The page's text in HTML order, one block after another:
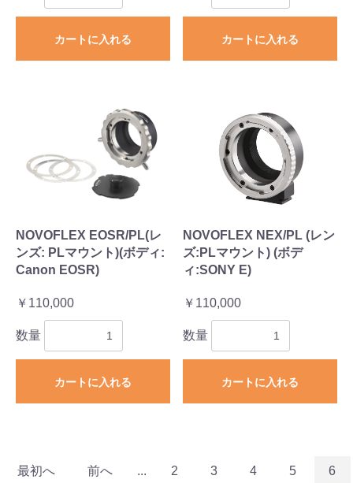
カートに入れる カートに入れる
NOVOFLEX EOSR/PL(レ
ンズ: PLマウント)(ボディ:
Canon EOSR)
￥110,000
数量
カートに入れる
NOVOFLEX NEX/PL (レン
ズ:PLマウント) (ボデ
ィ:SONY E)
￥110,000
数量
カートに入れる
最初へ 前へ ... 2 3 4 5 6